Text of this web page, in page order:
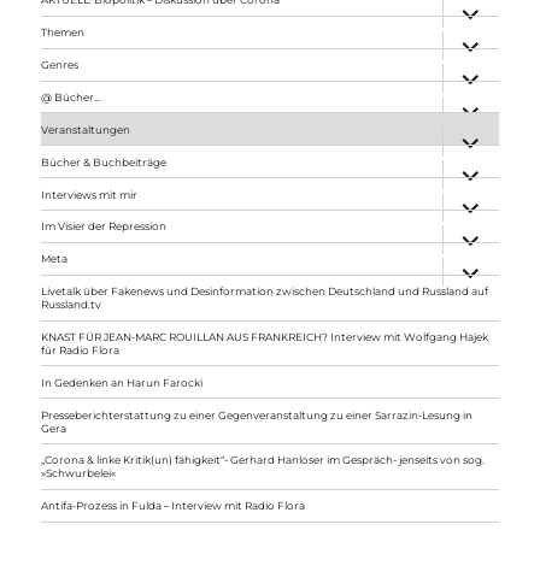
anzeigen
Themen
anzeigen
Genres
anzeigen
@ Bücher…
Veranstaltungen
anzeigen
Bücher & Buchbeiträge
anzeigen
Interviews mit mir
anzeigen
Im Visier der Repression
anzeigen
Meta
anzeigen
Livetalk über Fakenews und Desinformation zwischen Deutschland und Russland auf
Russland.tv
KNAST FÜR JEAN-MARC ROUILLAN AUS FRANKREICH? Interview mit Wolfgang Hajek
für Radio Flora
In Gedenken an Harun Farocki
Presseberichterstattung zu einer Gegenveranstaltung zu einer Sarrazin-Lesung in
Gera
„Corona & linke Kritik(un) fähigkeit“- Gerhard Hanloser im Gespräch- jenseits von sog.
»Schwurbelei«
Antifa-Prozess in Fulda – Interview mit Radio Flora